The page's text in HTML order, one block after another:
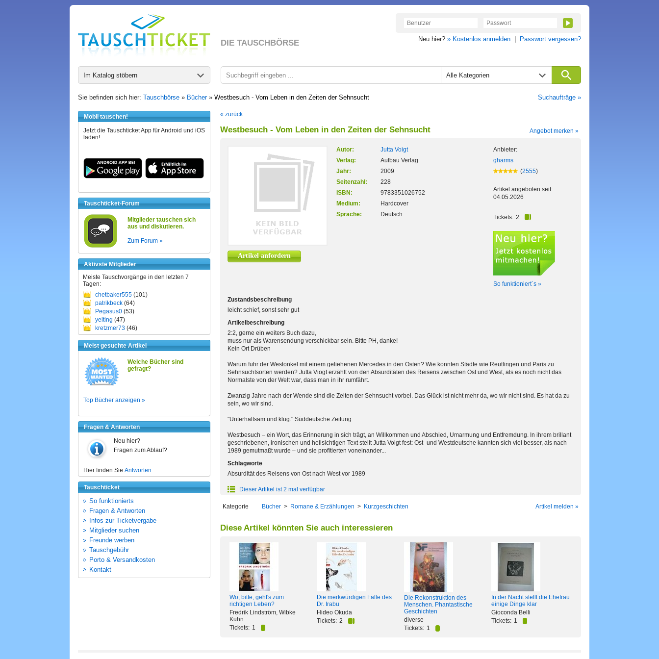
DIE TAUSCHBÖRSE Neu hier? » Kostenlos anmelden Passwort vergessen?
Im Katalog stöbern Alle Kategorien
Sie befinden sich hier: Tauschbörse » Bücher» Westbesuch - Vom Leben in den Zeiten der Sehnsucht Suchaufträge »
Mobil tauschen!
Jetzt die Tauschticket App für Android und iOS
laden!
Tauschticket-Forum
Mitglieder tauschen sich
aus und diskutieren.
Zum Forum »
Aktivste Mitglieder
Meiste Tauschvorgänge in den letzten 7
Tagen:
chetbaker555 (101)
patrikbeck (64)
Pegasus0 (53)
yeiting (47)
kretzmer73 (46)
Meist gesuchte Artikel
Welche Bücher sind
gefragt?
Top Bücher anzeigen »
Fragen & Antworten
Neu hier?
Fragen zum Ablauf?
Hier finden Sie Antworten
Tauschticket
So funktionierts
Fragen & Antworten
Infos zur Ticketvergabe
Mitglieder suchen
Freunde werben
Tauschgebühr
Porto & Versandkosten
Kontakt
« zurück
Westbesuch - Vom Leben in den Zeiten der Sehnsucht Angebot merken »
Artikel anfordern
Autor:
Jutta Voigt
Verlag:
Aufbau Verlag
Jahr:
2009
Seitenzahl:
228
ISBN:
9783351026752
Medium:
Hardcover
Sprache:
Deutsch
Anbieter:
gharms
(2555)
Artikel angeboten seit:
04.05.2026
Tickets: 2
So funktioniert´s »
Zustandsbeschreibung
leicht schief, sonst sehr gut
Artikelbeschreibung
2:2, gerne ein weiters Buch dazu,
muss nur als Warensendung verschickbar sein. Bitte PH, danke!
Kein Ort Drüben
Warum fuhr der Westonkel mit einem geliehenen Mercedes in den Osten? Wie konnten Städte wie Reutlingen und Paris zu
Sehnsuchtsorten werden? Jutta Viogt erzählt von den Absurditäten des Reisens zwischen Ost und West, als es noch nicht das
Normalste von der Welt war, dass man in ihr rumfährt.
Zwanzig Jahre nach der Wende sind die Zeiten der Sehnsucht vorbei. Das Glück ist nicht mehr da, wo wir nicht sind. Es hat da zu
sein, wo wir sind.
"Unterhaltsam und klug." Süddeutsche Zeitung
Westbesuch – ein Wort, das Erinnerung in sich trägt, an Willkommen und Abschied, Umarmung und Entfremdung. In ihrem brillant
geschriebenen, ironischen und hellsichtigen Text stellt Jutta Voigt fest: Ost- und Westdeutsche kannten sich viel besser, als nach
1989 gemutmaßt wurde – und sie profitierten voneinander...
Schlagworte
Absurdität des Reisens von Ost nach West vor 1989
Dieser Artikel ist 2 mal verfügbar
Kategorie Bücher > Romane & Erzählungen > Kurzgeschichten Artikel melden »
Diese Artikel könnten Sie auch interessieren
Wo, bitte, geht's zum
richtigen Leben?
Fredrik Lindström, Wibke
Kuhn
Tickets: 1
Die merkwürdigen Fälle des
Dr. Irabu
Hideo Okuda
Tickets: 2
Die Rekonstruktion des
Menschen. Phantastische
Geschichten
diverse
Tickets: 1
In der Nacht stellt die Ehefrau
einige Dinge klar
Gioconda Belli
Tickets: 1